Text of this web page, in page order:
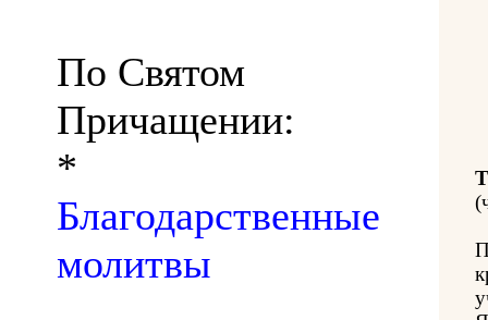
По Святом
Причащении:
*
Благодарственные
молитвы